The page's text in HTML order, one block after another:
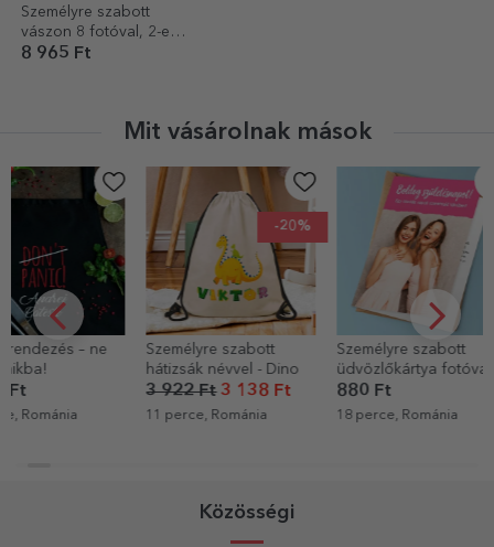
Személyre szabott
vászon 8 fotóval, 2-es
modellszámmal és
8 965 Ft
Mit vásárolnak mások
-20%
Személyre szabott
hátizsák névvel - Dino
3 922 Ft 3 138 Ft
11 perce, Románia
Személyre szabott
üdvözlőkártya fotóval
és szöveggel
880 Ft
18 perce, Románia
Személyre
pezsgő
20 perce,
Közösségi